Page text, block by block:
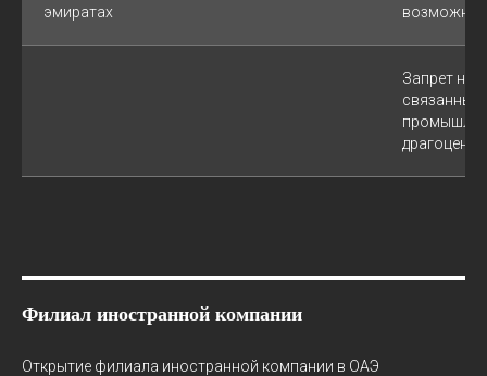
эмиратах
Запрет на
связанных
Филиал иностранной компании
Открытие филиала иностранной компании в ОАЭ